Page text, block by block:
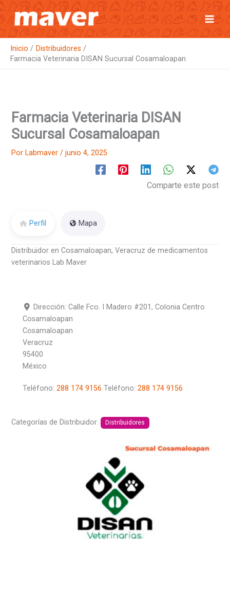
Ir
al
contenido
Inicio
Distribuidores
Farmacia Veterinaria DISAN Sucursal Cosamaloapan
Farmacia Veterinaria DISAN
Sucursal Cosamaloapan
Por Labmaver/junio 4, 2025
Comparte este post
Perfil Mapa
Distribuidor en Cosamaloapan, Veracruz de medicamentos
veterinarios Lab Maver
Dirección:Calle Fco. I Madero #201, Colonia Centro
Cosamaloapan
Cosamaloapan
Veracruz
95400
México
Teléfono: 288 174 9156 Teléfono: 288 174 9156
Categorías de Distribuidor: Distribuidores